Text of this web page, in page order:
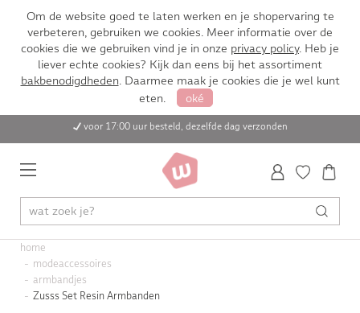
Om de website goed te laten werken en je shopervaring te
verbeteren, gebruiken we cookies. Meer informatie over de
cookies die we gebruiken vind je in onze privacy policy. Heb je
liever echte cookies? Kijk dan eens bij het assortiment
bakbenodigdheden. Daarmee maak je cookies die je wel kunt
eten.
oké
voor 17:00 uur besteld, dezelfde dag verzonden
home
modeaccessoires
armbandjes
Zusss Set Resin Armbanden